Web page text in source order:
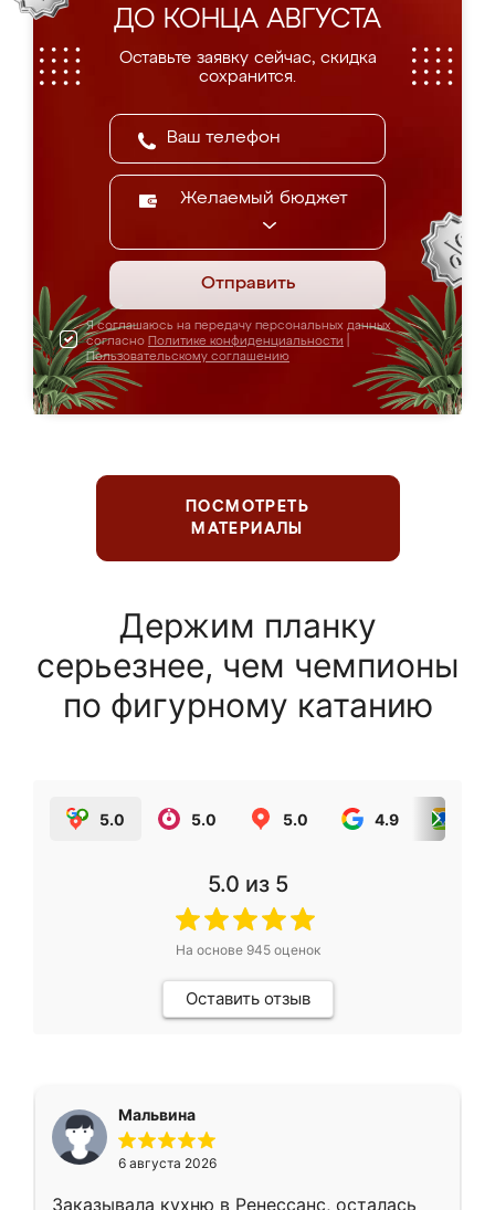
ДО КОНЦА АВГУСТА
Оставьте заявку сейчас, скидка
сохранится.
Желаемый бюджет
Отправить
Я соглашаюсь на передачу персональных данных
согласно Политике конфиденциальности
Пользовательскому соглашению
ПОСМОТРЕТЬ
МАТЕРИАЛЫ
Держим планку
серьезнее, чем чемпионы
по фигурному катанию
5.0 5.0 5.0 4.9
5.0 из 5
На основе 945оценок
Оставить отзыв
Мальвина
6 августа 2026
Заказывала кухню в Ренессанс, осталась